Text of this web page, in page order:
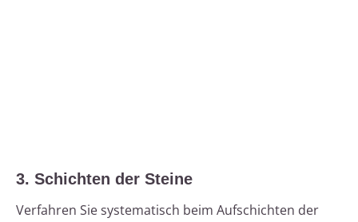
3. Schichten der Steine
Verfahren Sie systematisch beim Aufschichten der